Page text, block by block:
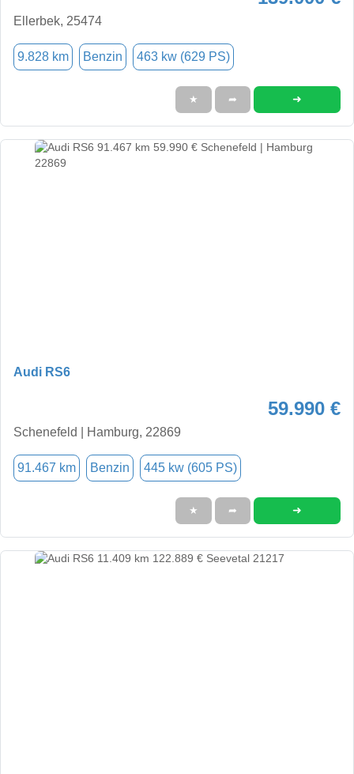
Ellerbek, 25474
9.828 km Benzin 463 kw (629 PS)
★ ➦ ➜
Audi RS6
59.990 €
Schenefeld | Hamburg, 22869
91.467 km Benzin 445 kw (605 PS)
★ ➦ ➜